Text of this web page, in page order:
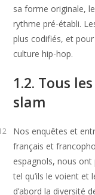
sa forme originale,
rythme pré-établi.
plus codifiés, et
culture hip-hop.
1.2. Tous
slam
Nos enquêtes et
français et
espagnols, nous ont
tel qu’ils le voient et
d’abord la diversité